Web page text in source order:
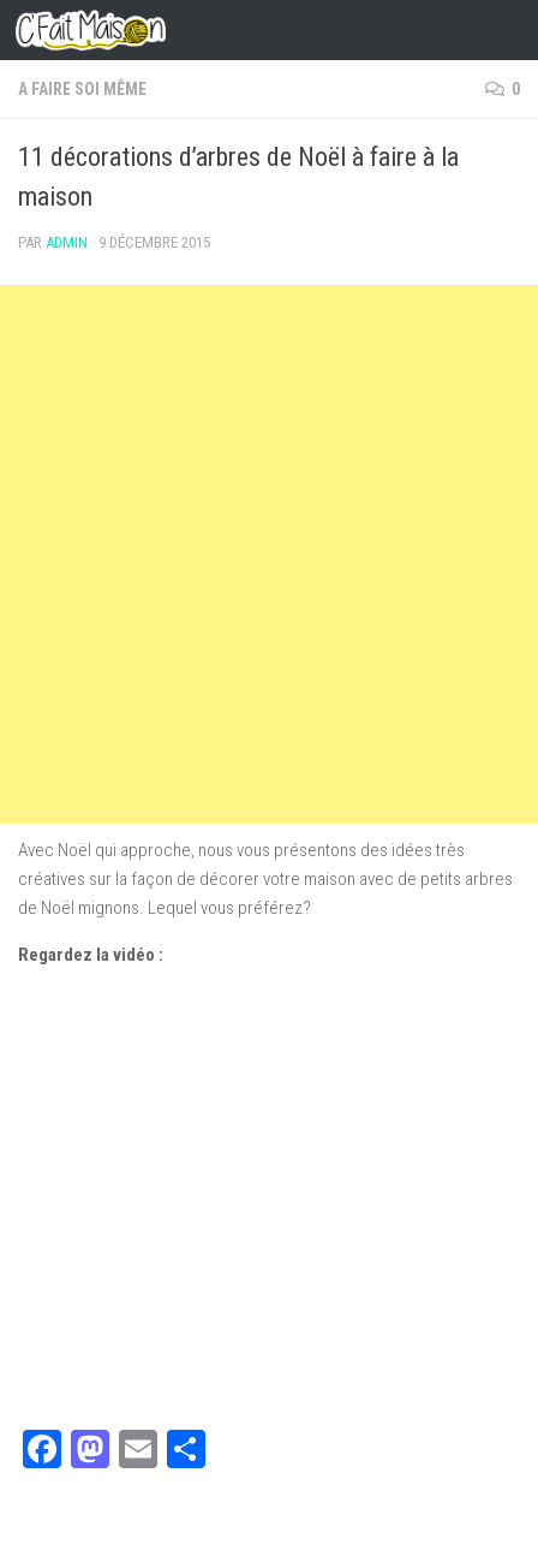
Skip to content
A FAIRE SOI MÊME 0
11 décorations d’arbres de Noël à faire à la
maison
PAR ADMIN · 9 DÉCEMBRE 2015
Avec Noël qui approche, nous vous présentons des idées très
créatives sur la façon de décorervotre maison avec de petits arbres
de Noël mignons. Lequel vous préférez?
Regardez la vidéo :
Facebook
Mastodon
Email